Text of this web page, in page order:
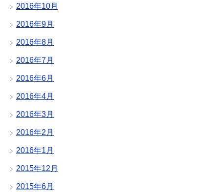
2016年10月
2016年9月
2016年8月
2016年7月
2016年6月
2016年4月
2016年3月
2016年2月
2016年1月
2015年12月
2015年6月